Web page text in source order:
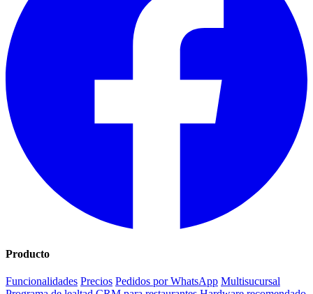
Producto
Funcionalidades Precios Pedidos por WhatsApp Multisucursal